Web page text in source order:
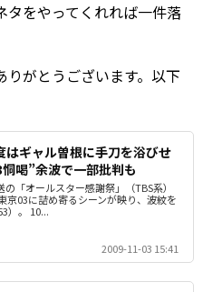
タをやってくれれば一件落
がとうございます。以下
はギャル曽根に手刀を浴びせ
喝”余波で一部批判も
「オールスター感謝祭」（TBS系）
京03に詰め寄るシーンが映り、波紋を
）。 10...
2009-11-03 15:41